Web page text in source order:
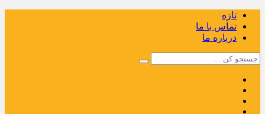
تازه
تماس با ما
درباره ما